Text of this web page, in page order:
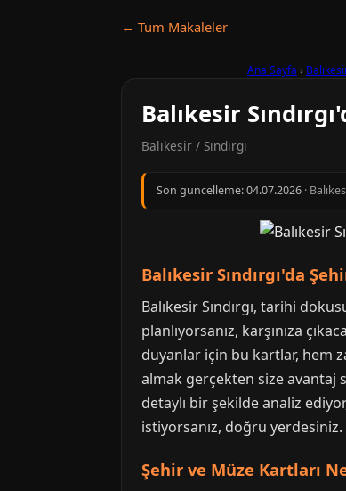
← Tum Makaleler
Ana Sayfa ›
Balıkesir
Balıkesir / Sındırgı
Son guncelleme:04.07.2026 ·
Balıkesir Sındırgı'da
Balıkesir Sındırgı, tarihi
planlıyorsanız, karşınıza
duyanlar için bu kartlar, hem
almak gerçekten size avantaj
detaylı bir şekilde analiz
istiyorsanız, doğru yerdesiniz.
Şehir ve Müze Kartları